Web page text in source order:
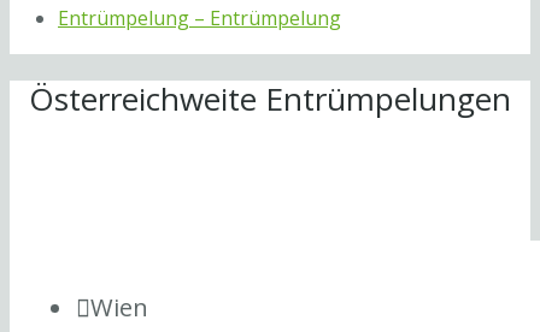
Entrümpelung – Entrümpelung
Österreichweite Entrümpelungen
Wien